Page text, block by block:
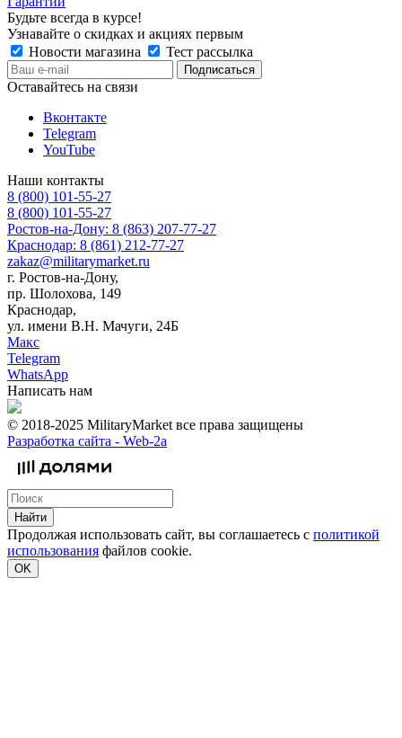
Будьте всегда в курсе!
Узнавайте о скидках и акциях первым
Новости магазина
Тест рассылка
Оставайтесь на связи
Вконтакте
Telegram
YouTube
Наши контакты
8 (800) 101-55-27
8 (800) 101-55-27
Ростов-на-Дону: 8 (863) 207-77-27
Краснодар: 8 (861) 212-77-27
zakaz@militarymarket.ru
г. Ростов-на-Дону,
пр. Шолохова, 149
Краснодар,
ул. имени В.Н. Мачуги, 24Б
Макс
Telegram
WhatsApp
Написать нам
© 2018-2025 MilitaryMarket все права защищены
Разработка сайта - Web-2a
Найти
Продолжая использовать сайт, вы соглашаетесь с политикой
использования файлов cookie.
OK